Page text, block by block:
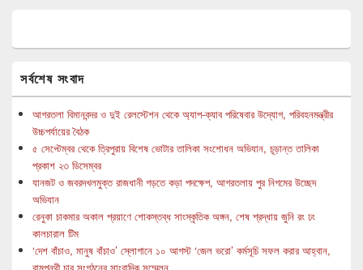
সর্বশেষ সংবাদ
আগরতলা বিমানবন্দর ও দুই রেলস্টেশন থেকে অ্যাপ-ক্যাব পরিষেবার উদ্যোগ, পরিবহনমন্ত্রীর
উচ্চপর্যায়ের বৈঠক
৫ সেপ্টেম্বর থেকে ত্রিপুরায় বিশেষ ভোটার তালিকা সংশোধন অভিযান, চূড়ান্ত তালিকা
প্রকাশ ২৩ ডিসেম্বর
যানজট ও জবরদখলমুক্ত রাজধানী গড়তে কড়া পদক্ষেপ, আগরতলায় পুর নিগমের উচ্ছেদ
অভিযান
রেনুকা চাকমার অকাল প্রয়াণে শোকস্তব্ধ সাংস্কৃতিক অঙ্গন, শেষ শ্রদ্ধায় জুনি রং ঢং
কালচারাল টিম
‘দেশ বাঁচাও, মানুষ বাঁচাও’ স্লোগানে ১০ আগস্ট ‘জেল ভরো’ কর্মসূচি সফল করার আহ্বান,